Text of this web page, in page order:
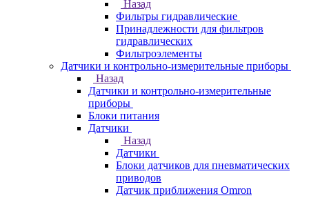
Назад
Фильтры гидравлические
Принадлежности для фильтров
гидравлических
Фильтроэлементы
Датчики и контрольно-измерительные приборы
Назад
Датчики и контрольно-измерительные
приборы
Блоки питания
Датчики
Назад
Датчики
Блоки датчиков для пневматических
приводов
Датчик приближения Omron